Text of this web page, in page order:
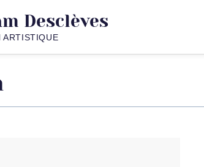
Desclèves
ARTISTIQUE